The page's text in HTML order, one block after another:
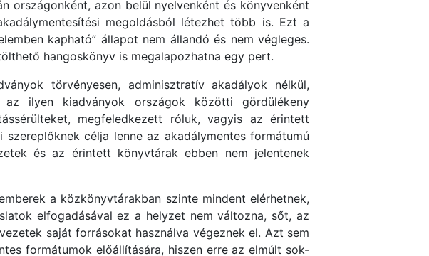
országonként, azon belül nyelvenként és könyvenként
megoldásból létezhet több is. Ezt a
kapható” állapot nem állandó és nem végleges.
hangoskönyv is megalapozhatna egy pert.
törvényesen, adminisztratív akadályok nélkül,
az ilyen kiadványok országok közötti gördülékeny
megfeledkezett róluk, vagyis az érintett
célja lenne az akadálymentes formátumú
és az érintett könyvtárak ebben nem jelentenek
a közkönyvtárakban szinte mindent elérhetnek,
elfogadásával ez a helyzet nem változna, sőt, az
saját forrásokat használva végeznek el. Azt sem
formátumok előállítására, hiszen erre az elmúlt sok-